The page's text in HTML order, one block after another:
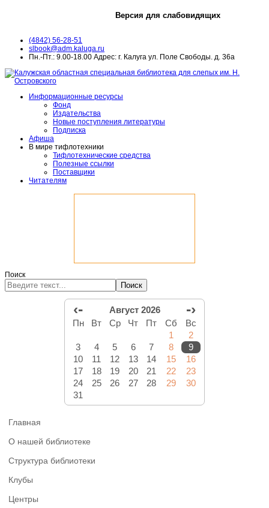
Версия для слабовидящих
(4842) 56-28-51
slbook@adm.kaluga.ru
Пн.-Пт.: 9.00-18.00 Адрес: г. Калуга ул. Поле Свободы. д. 36а
Информационные ресурсы
Фонд
Издательства
Новые поступления литературы
Подписка
Афиша
В мире тифлотехники
Тифлотехнические средства
Полезные ссылки
Поставщики
Читателям
Поиск
Поиск
‹- Август 2026 -›
Пн Вт Ср Чт Пт Сб
Вс
1
2
3
4 5 6 7 8
9
10
11 12 13 14 15
16
17
18 19 20 21 22
23
24
25 26 27 28 29
30
31
Главная
О нашей библиотеке
Структура библиотеки
Клубы
Центры